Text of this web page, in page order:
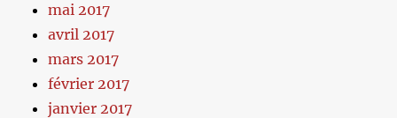
mai 2017
avril 2017
mars 2017
février 2017
janvier 2017